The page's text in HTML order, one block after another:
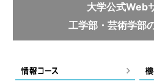
大学公式Web
工学部・芸術学部